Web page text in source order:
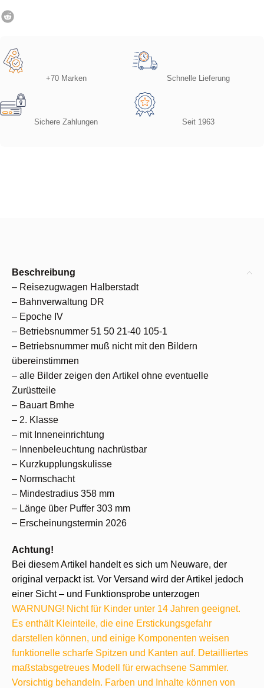
+70 Marken Schnelle Lieferung
Sichere Zahlungen Seit 1963
Beschreibung
– Reisezugwagen Halberstadt
– Bahnverwaltung DR
– Epoche IV
– Betriebsnummer 51 50 21-40 105-1
– Betriebsnummer muß nicht mit den Bildern
übereinstimmen
– alle Bilder zeigen den Artikel ohne eventuelle
Zurüstteile
– Bauart Bmhe
– 2. Klasse
– mit Inneneinrichtung
– Innenbeleuchtung nachrüstbar
– Kurzkupplungskulisse
– Normschacht
– Mindestradius 358 mm
– Länge über Puffer 303 mm
– Erscheinungstermin 2026
Achtung!
Bei diesem Artikel handelt es sich um Neuware, der
original verpackt ist. Vor Versand wird der Artikel jedoch
einer Sicht – und Funktionsprobe unterzogen
WARNUNG! Nicht für Kinder unter 14 Jahren geeignet.
Es enthält Kleinteile, die eine Erstickungsgefahr
darstellen können, und einige Komponenten weisen
funktionelle scharfe Spitzen und Kanten auf. Detailliertes
maßstabsgetreues Modell für erwachsene Sammler.
Vorsichtig behandeln. Farben und Inhalte können von